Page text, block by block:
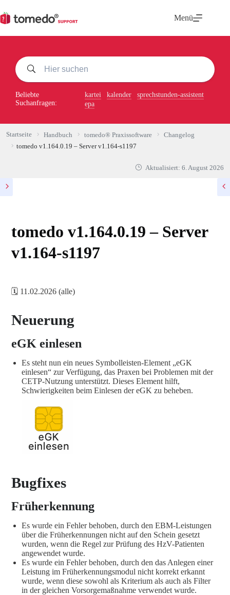
Inhalt
springen
Menü
Beliebte
Suchanfragen:
kartei kalender
sprechstunden-assistent
epa
Startseite Handbuch tomedo® Praxissoftware
Changelog
tomedo v1.164.0.19 – Server v1.164-s1197
Aktualisiert: 6. August 2026
tomedo v1.164.0.19 – Server
v1.164-s1197
🗓️ 11.02.2026 (alle)
Neuerung
eGK einlesen
Es steht nun ein neues Symbolleisten-Element „eGK
einlesen“ zur Verfügung, das Praxen bei Problemen mit der
CETP-Nutzung unterstützt. Dieses Element hilft,
Schwierigkeiten beim Einlesen der eGK zu beheben.
Bugfixes
Früherkennung
Es wurde ein Fehler behoben, durch den EBM-Leistungen
über die Früherkennungen nicht auf den Schein gesetzt
wurden, wenn die Regel zur Prüfung des HzV-Patienten
angewendet wurde.
Es wurde ein Fehler behoben, durch den das Anlegen einer
Leistung im Früherkennungsmodul nicht korrekt erkannt
wurde, wenn diese sowohl als Kriterium als auch als Filter
in der gleichen Vorsorgemaßnahme verwendet wurde.